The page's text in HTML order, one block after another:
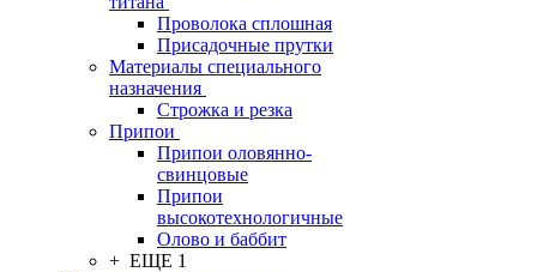
Проволока сплошная
Присадочные прутки
Материалы специального
назначения
Строжка и резка
Припои
Припои оловянно-
свинцовые
Припои
высокотехнологичные
Олово и баббит
+ ЕЩЕ 1